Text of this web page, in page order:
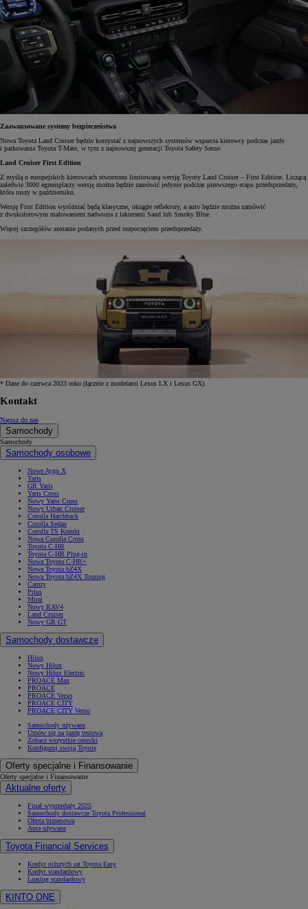
Zaawansowane systemy bezpieczeństwa
Nowa Toyota Land Cruiser będzie korzystać z najnowszych systemów wsparcia kierowcy podczas jazdy
i parkowania Toyota T-Mate, w tym z najnowszej generacji Toyota Safety Sense.
Land Cruiser First Edition
Z myślą o europejskich kierowcach stworzono limitowaną wersję Toyoty Land Cruiser – First Edition. Liczącą
zaledwie 3000 egzemplarzy wersję można będzie zamówić jedynie podczas pierwszego etapu przedsprzedaży,
która ruszy w październiku.
Wersję First Edition wyróżniać będą klasyczne, okrągłe reflektory, a auto będzie można zamówić
z dwukolorowym malowaniem nadwozia z lakierami Sand lub Smoky Blue.
Więcej szczegółów zostanie podanych przed rozpoczęciem przedsprzedaży.
* Dane do czerwca 2023 roku (łącznie z modelami Lexus LX i Lexus GX).
Kontakt
Napisz do nas
Samochody
Samochody
Samochody osobowe
Nowe Aygo X
Yaris
GR Yaris
Yaris Cross
Nowy Yaris Cross
Nowy Urban Cruiser
Corolla Hatchback
Corolla Sedan
Corolla TS Kombi
Nowa Corolla Cross
Toyota C-HR
Toyota C-HR Plug-in
Nowa Toyota C-HR+
Nowa Toyota bZ4X
Nowa Toyota bZ4X Touring
Camry
Prius
Mirai
Nowy RAV4
Land Cruiser
Nowy GR GT
Samochody dostawcze
Hilux
Nowy Hilux
Nowy Hilux Electric
PROACE Max
PROACE
PROACE Verso
PROACE CITY
PROACE CITY Verso
Samochody używane
Umów się na jazdę testową
Zobacz wszystkie cenniki
Konfiguruj swoją Toyotę
Oferty specjalne i Finansowanie
Oferty specjalne i Finansowanie
Aktualne oferty
Finał wyprzedaży 2025
Samochody dostawcze Toyota Professional
Oferta biznesowa
Auta używane
Toyota Financial Services
Kredyt niższych rat Toyota Easy
Kredyt standardowy
Leasing standardowy
KINTO ONE